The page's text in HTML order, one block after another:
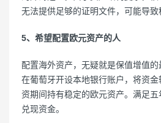
无法提供足够的证明文件，可能导致
5、希望配置欧元资产的人
配置海外资产，无疑就是保值增值
在葡萄牙开设本地银行账户，将资
资期间持有稳定的欧元资产。满足
兑现资金。